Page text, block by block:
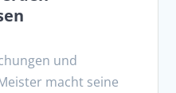
und
macht seine